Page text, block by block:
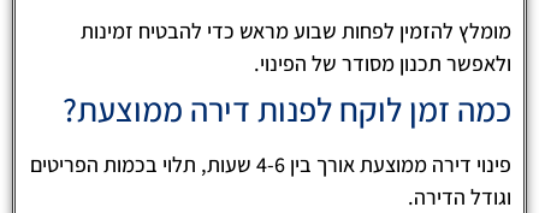
מומלץ להזמין לפחות שבוע מראש כדי להבטיח זמינות
ולאפשר תכנון מסודר של הפינוי.
כמה זמן לוקח לפנות דירה ממוצעת?
פינוי דירה ממוצעת אורך בין 4-6 שעות, תלוי בכמות הפריטים
וגודל הדירה.